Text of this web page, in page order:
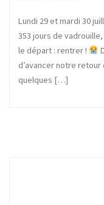
Lundi 29 et mardi 30
353 jours de
le départ : rentrer !
d’avancer notre retour
quelques […]